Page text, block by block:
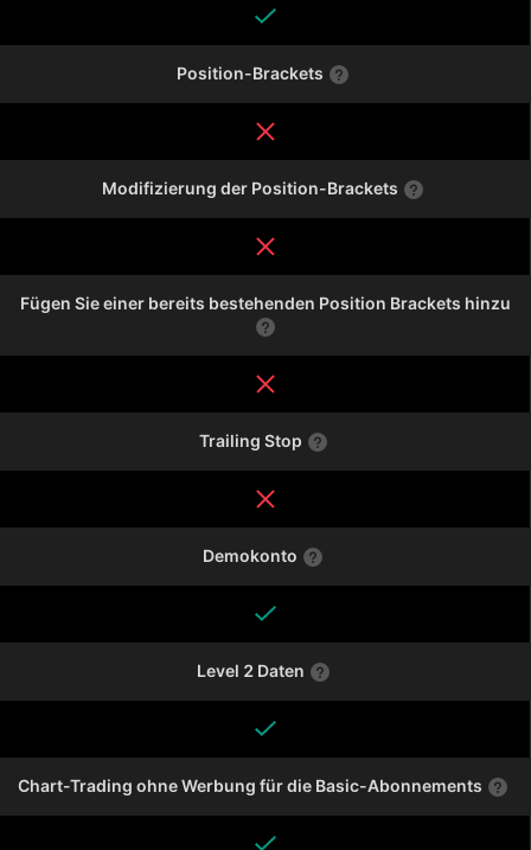
Position-Brackets
Modifizierung der Position-Brackets
Fügen Sie einer bereits bestehenden Position Brackets hinzu
Trailing Stop
Demokonto
Level 2 Daten
Chart-Trading ohne Werbung für die Basic-Abonnements